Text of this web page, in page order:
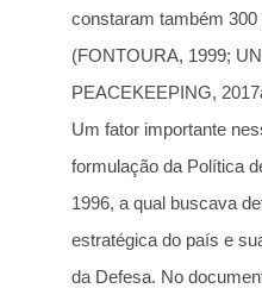
constaram também
(FONTOURA, 1999;
PEACEKEEPING,
Um fator importante
formulação da Política
1996, a qual buscava
estratégica do país e
da Defesa. No